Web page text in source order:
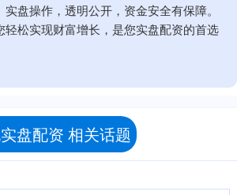
盘操作，透明公开，资金安全有保障。
轻松实现财富增长，是您实盘配资的首选
盘配资 相关话题